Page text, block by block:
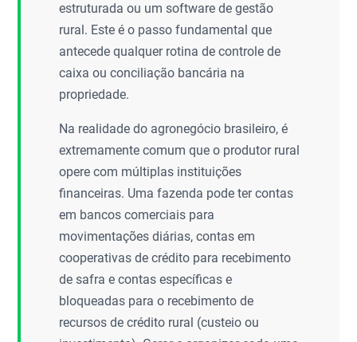
estruturada ou um software de gestão
rural. Este é o passo fundamental que
antecede qualquer rotina de controle de
caixa ou conciliação bancária na
propriedade.
Na realidade do agronegócio brasileiro, é
extremamente comum que o produtor rural
opere com múltiplas instituições
financeiras. Uma fazenda pode ter contas
em bancos comerciais para
movimentações diárias, contas em
cooperativas de crédito para recebimento
de safra e contas específicas e
bloqueadas para o recebimento de
recursos de crédito rural (custeio ou